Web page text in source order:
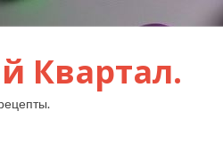
Квартал.